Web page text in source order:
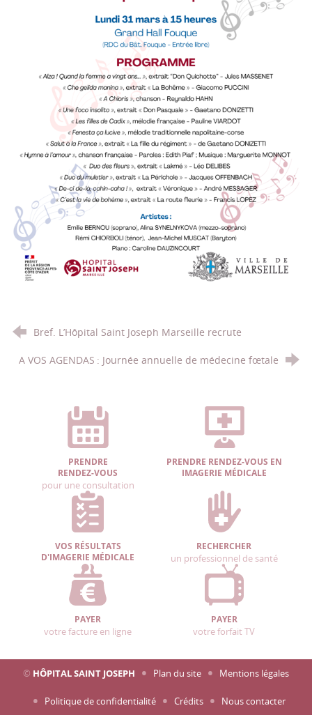
Bref. L’Hôpital Saint Joseph Marseille recrute
A VOS AGENDAS : Journée annuelle de médecine fœtale
PRENDRE
RENDEZ-VOUS
pour une consultation
PRENDRE RENDEZ-VOUS EN
IMAGERIE MÉDICALE
VOS RÉSULTATS
D'IMAGERIE MÉDICALE
RECHERCHER
un professionnel de santé
PAYER
votre facture en ligne
PAYER
votre forfait TV
© HÔPITAL SAINT JOSEPH Plan du site Mentions légales
Politique de confidentialité Crédits Nous contacter